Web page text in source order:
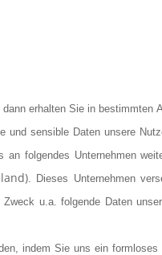
erhalten Sie in bestimmten
und sensible Daten unsere
an folgendes Unternehmen
. Dieses Unternehmen
u.a. folgende Daten
indem Sie uns ein